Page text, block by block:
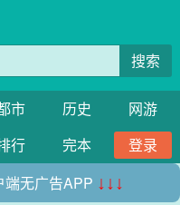
搜索
市 历史
网游
行 完本
登录
无广告APP ↓↓↓